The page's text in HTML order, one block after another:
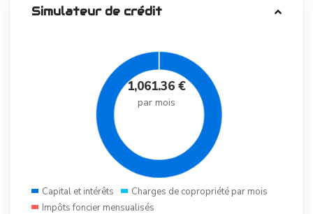
Simulateur de crédit
1,061.36 €
par mois
Capital et intérêts
Charges de copropriété par mois
Impôts foncier mensualisés